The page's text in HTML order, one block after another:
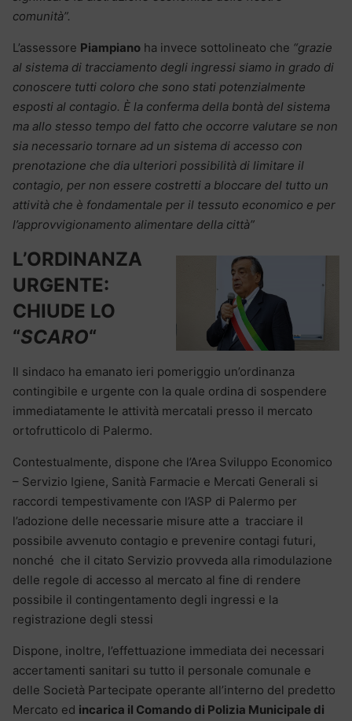
comunità”.
L’assessore Piampiano ha invece sottolineato che “grazie
al sistema di tracciamento degli ingressi siamo in grado di
conoscere tutti coloro che sono stati potenzialmente
esposti al contagio. È la conferma della bontà del sistema
ma allo stesso tempo del fatto che occorre valutare se non
sia necessario tornare ad un sistema di accesso con
prenotazione che dia ulteriori possibilità di limitare il
contagio, per non essere costretti a bloccare del tutto un
attività che è fondamentale per il tessuto economico e per
l’approvvigionamento alimentare della città”
L’ORDINANZA
URGENTE:
CHIUDE LO
“SCARO“
Il sindaco ha emanato ieri pomeriggio un’ordinanza
contingibile e urgente con la quale ordina di sospendere
immediatamente le attività mercatali presso il mercato
ortofrutticolo di Palermo.
Contestualmente, dispone che l’Area Sviluppo Economico
– Servizio Igiene, Sanità Farmacie e Mercati Generali si
raccordi tempestivamente con l’ASP di Palermo per
l’adozione delle necessarie misure atte a tracciare il
possibile avvenuto contagio e prevenire contagi futuri,
nonché che il citato Servizio provveda alla rimodulazione
delle regole di accesso al mercato al fine di rendere
possibile il contingentamento degli ingressi e la
registrazione degli stessi
Dispone, inoltre, l’effettuazione immediata dei necessari
accertamenti sanitari su tutto il personale comunale e
delle Società Partecipate operante all’interno del predetto
Mercato ed incarica il Comando di Polizia Municipale di